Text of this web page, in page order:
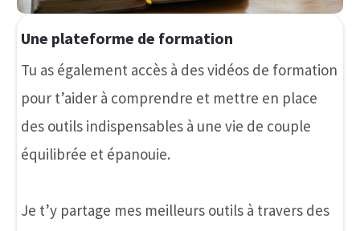
C'est pour toi si tu veux...
te sentir sereine dans ton couple
te (re)connecter à ton désir sexuel
(re)trouver complicité et intimité joyeuse avec
ton/ta partenaire
engagées dans leur bien-être